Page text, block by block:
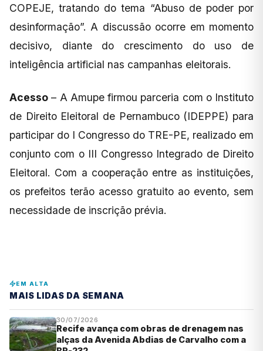
COPEJE, tratando do tema “Abuso de poder por
desinformação”. A discussão ocorre em momento
decisivo, diante do crescimento do uso de
inteligência artificial nas campanhas eleitorais.
Acesso – A Amupe firmou parceria com o Instituto
de Direito Eleitoral de Pernambuco (IDEPPE) para
participar do I Congresso do TRE-PE, realizado em
conjunto com o III Congresso Integrado de Direito
Eleitoral. Com a cooperação entre as instituições,
os prefeitos terão acesso gratuito ao evento, sem
necessidade de inscrição prévia.
EM ALTA
MAIS LIDAS DA SEMANA
30/07/2026
Recife avança com obras de drenagem nas
alças da Avenida Abdias de Carvalho com a